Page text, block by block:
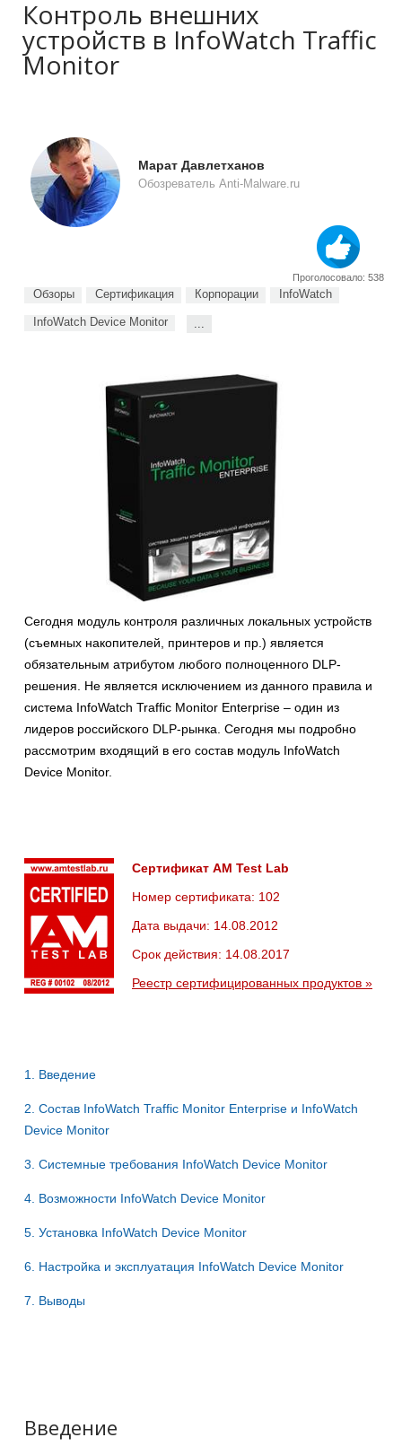
Контроль внешних
устройств в InfoWatch Traffic
Monitor
Марат Давлетханов
Обозреватель Anti-Malware.ru
Проголосовало: 538
Обзоры Сертификация Корпорации InfoWatch
InfoWatch Device Monitor ...
Сегодня модуль контроля различных локальных устройств
(съемных накопителей, принтеров и пр.) является
обязательным атрибутом любого полноценного DLP-
решения. Не является исключением из данного правила и
система InfoWatch Traffic Monitor Enterprise – один из
лидеров российского DLP-рынка. Сегодня мы подробно
рассмотрим входящий в его состав модуль InfoWatch
Device Monitor.
Сертификат AM Test Lab
Номер сертификата: 102
Дата выдачи: 14.08.2012
Срок действия: 14.08.2017
Реестр сертифицированных продуктов »
1. Введение
2. Состав InfoWatch Traffic Monitor Enterprise и InfoWatch
Device Monitor
3. Системные требования InfoWatch Device Monitor
4. Возможности InfoWatch Device Monitor
5. Установка InfoWatch Device Monitor
6. Настройка и эксплуатация InfoWatch Device Monitor
7. Выводы
Введение